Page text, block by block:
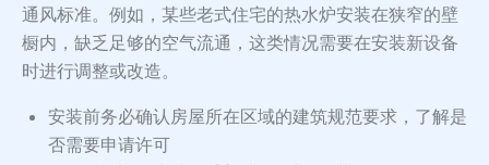
通风标准。例如，某些老式住宅的热水炉安装在狭窄的壁
橱内，缺乏足够的空气流通，这类情况需要在安装新设备
时进行调整或改造。
安装前务必确认房屋所在区域的建筑规范要求，了解是
否需要申请许可